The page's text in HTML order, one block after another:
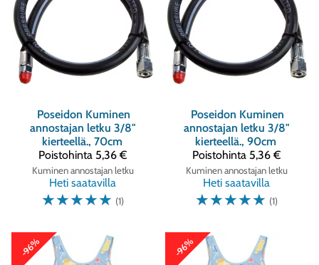
Poseidon Kuminen
annostajan letku 3/8"
kierteellä., 70cm
Poistohinta 5,36 €
Kuminen annostajan letku
Heti saatavilla
☆☆☆☆☆ (1)
Poseidon Kuminen
annostajan letku 3/8"
kierteellä., 90cm
Poistohinta 5,36 €
Kuminen annostajan letku
Heti saatavilla
☆☆☆☆☆ (1)
-96% -96%